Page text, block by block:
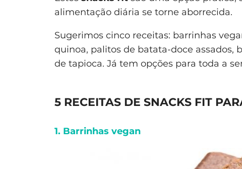
alimentação diária se torne aborrecida.
Sugerimos cinco receitas: barrinhas
quinoa, palitos de batata-doce assados,
de tapioca. Já tem opções para toda a
5 RECEITAS DE SNACKS FIT
1. Barrinhas vegan